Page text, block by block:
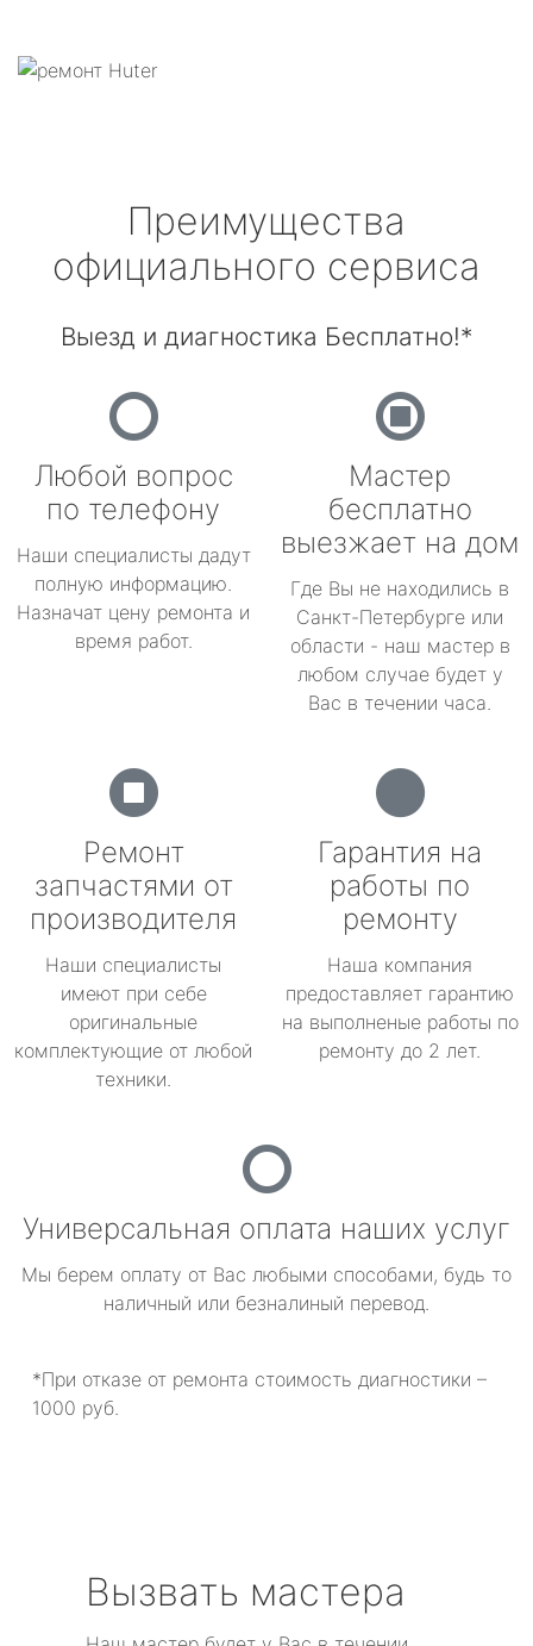
Преимущества
официального сервиса
Выезд и диагностика Бесплатно!*
Любой вопрос
по телефону
Наши специалисты дадут
полную информацию.
Назначат цену ремонта и
время работ.
Мастер
бесплатно
выезжает на дом
Где Вы не находились в
Санкт-Петербурге или
области - наш мастер в
любом случае будет у
Вас в течении часа.
Ремонт
запчастями от
производителя
Наши специалисты
имеют при себе
оригинальные
комплектующие от любой
техники.
Гарантия на
работы по
ремонту
Наша компания
предоставляет гарантию
на выполненые работы по
ремонту до 2 лет.
Универсальная оплата наших услуг
Мы берем оплату от Вас любыми способами, будь то
наличный или безналиный перевод.
*При отказе от ремонта стоимость диагностики –
1000 руб.
Вызвать мастера